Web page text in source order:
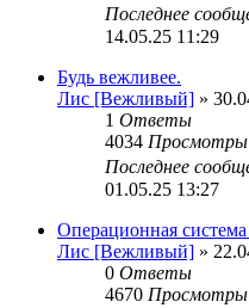
Последнее
14.05.25 11:29
Будь вежливее.
Лис [Вежливый] »
1 Ответы
4034 Просмотры
Последнее
01.05.25 13:27
Операционная
Лис [Вежливый] »
0 Ответы
4670 Просмотры